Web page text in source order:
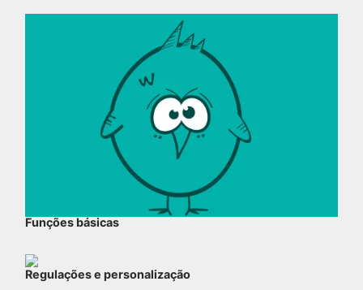
Funções básicas
Regulações e personalização